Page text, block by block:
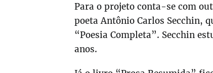
Para o projeto conta-se com
poeta Antônio Carlos Secchin,
“Poesia Completa”. Secchin
anos.